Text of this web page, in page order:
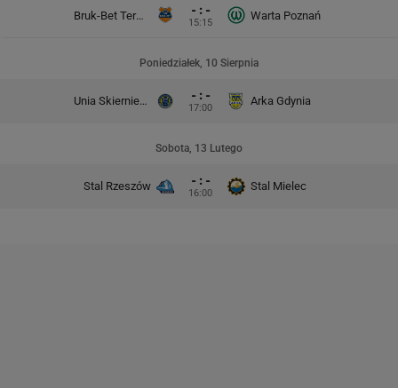
Bruk-Bet Termalica Nieciecza - : -
15:15
Warta Poznań
Poniedziałek, 10 Sierpnia
Unia Skierniewice - : -
17:00
Arka Gdynia
Sobota, 13 Lutego
Stal Rzeszów - : -
16:00
Stal Mielec